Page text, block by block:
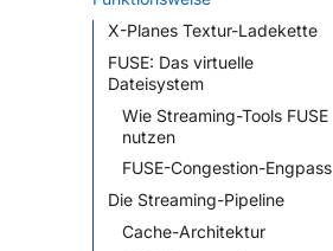
X-Planes Textur-Ladekette
FUSE: Das virtuelle
Dateisystem
Wie Streaming-Tools FUSE
nutzen
FUSE-Congestion-Engpass
Die Streaming-Pipeline
Cache-Architektur